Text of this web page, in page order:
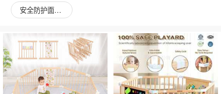
安全防护面罩图片